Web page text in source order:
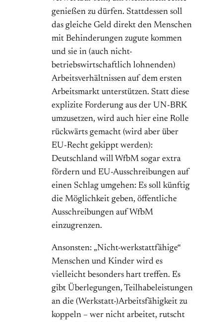
genießen zu dürfen. Stattdessen soll
das gleiche Geld direkt den Menschen
mit Behinderungen zugute kommen
und sie in (auch nicht-
betriebswirtschaftlich lohnenden)
Arbeitsverhältnissen auf dem ersten
Arbeitsmarkt unterstützen. Statt diese
explizite Forderung aus der UN-BRK
umzusetzen, wird auch hier eine Rolle
rückwärts gemacht (wird aber über
EU-Recht gekippt werden):
Deutschland will WfbM sogar extra
fördern und EU-Ausschreibungen auf
einen Schlag umgehen: Es soll künftig
die Möglichkeit geben, öffentliche
Ausschreibungen auf WfbM
einzugrenzen.
Ansonsten: „Nicht-werkstattfähige“
Menschen und Kinder wird es
vielleicht besonders hart treffen. Es
gibt Überlegungen, Teilhabeleistungen
an die (Werkstatt-)Arbeitsfähigkeit zu
koppeln – wer nicht arbeitet, rutscht